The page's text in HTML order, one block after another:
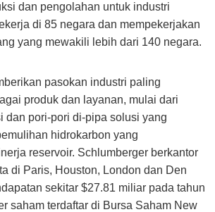
dan pengolahan untuk industri
di 85 negara dan mempekerjakan
yang mewakili lebih dari 140 negara.
pasokan industri paling
produk dan layanan, mulai dari
dan pori-pori di-pipa solusi yang
hidrokarbon yang
reservoir. Schlumberger berkantor
di Paris, Houston, London dan Den
sekitar $27.81 miliar pada tahun
saham terdaftar di Bursa Saham New